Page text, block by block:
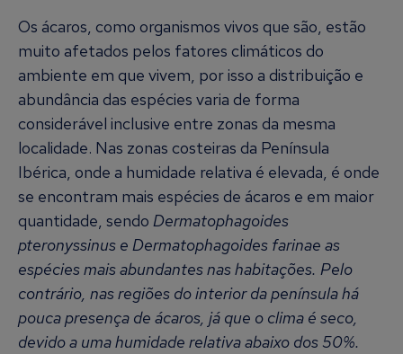
Os ácaros, como organismos vivos que são, estão
muito afetados pelos fatores climáticos do
ambiente em que vivem, por isso a distribuição e
abundância das espécies varia de forma
considerável inclusive entre zonas da mesma
localidade. Nas zonas costeiras da Península
Ibérica, onde a humidade relativa é elevada, é onde
se encontram mais espécies de ácaros e em maior
quantidade, sendo Dermatophagoides
pteronyssinus e Dermatophagoides farinae as
espécies mais abundantes nas habitações. Pelo
contrário, nas regiões do interior da península há
pouca presença de ácaros, já que o clima é seco,
devido a uma humidade relativa abaixo dos 50%.